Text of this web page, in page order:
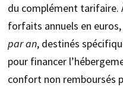
du complément tarifaire.
forfaits annuels en
par an, destinés
pour financer
confort non remboursés